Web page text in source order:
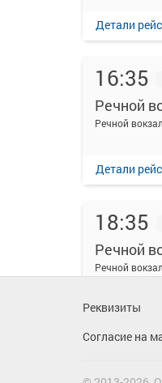
Детали
16:35
Речной
Речной
Детали
18:35
Речной
Речной
Детали
Реквизиты
Согласие на